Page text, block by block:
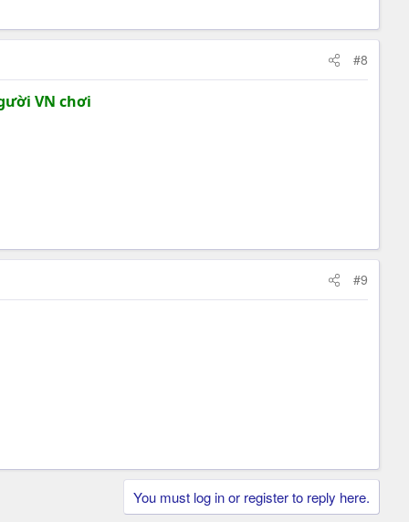
#8
VN chơi
#9
You must log in or register to reply here.